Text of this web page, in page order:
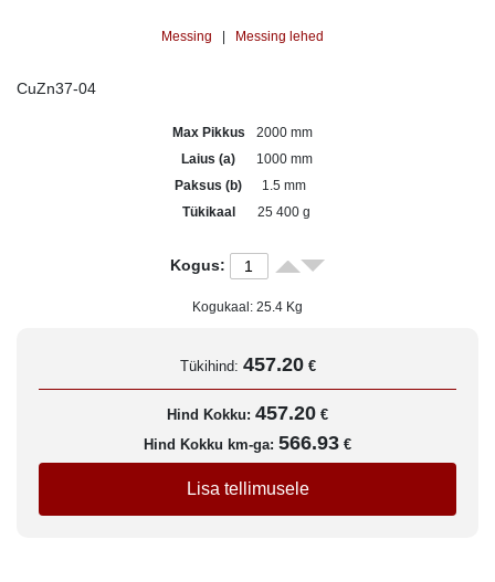
Messing Messing lehed
CuZn37-04
Max Pikkus
2000 mm
Laius (a)
1000 mm
Paksus (b)
1.5 mm
Tükikaal
25 400 g
Kogus:
Kogukaal: 25.4 Kg
Tükihind: 457.20 €
Hind Kokku: 457.20 €
Hind Kokku km-ga: 566.93 €
Lisa tellimusele